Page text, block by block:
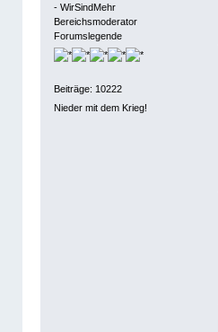
- WirSindMehr
Bereichsmoderator
Forumslegende
Beiträge: 10222
Nieder mit dem Krieg!